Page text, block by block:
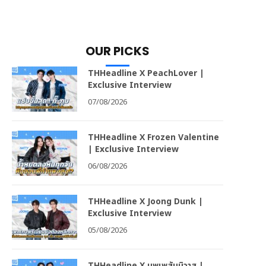
OUR PICKS
THHeadline X PeachLover |
Exclusive Interview
07/08/2026
THHeadline X Frozen Valentine
| Exclusive Interview
06/08/2026
THHeadline X Joong Dunk |
Exclusive Interview
05/08/2026